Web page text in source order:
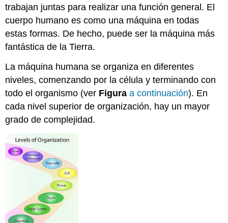
trabajan juntas para realizar una función general. El
cuerpo humano es como una máquina en todas
estas formas. De hecho, puede ser la máquina más
fantástica de la Tierra.
La máquina humana se organiza en diferentes
niveles, comenzando por la célula y terminando con
todo el organismo (ver Figura a continuación). En
cada nivel superior de organización, hay un mayor
grado de complejidad.